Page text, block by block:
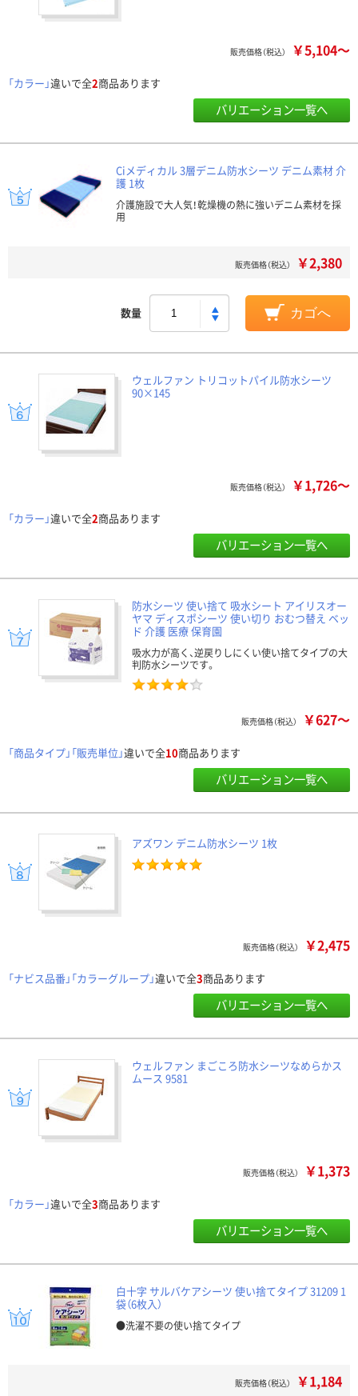
販売価格（税込） ￥5,104～
「カラー」違いで全2商品あります
バリエーション一覧へ
Ciメディカル 3層デニム防水シーツ デニム素材 介
護 1枚
介護施設で大人気！乾燥機の熱に強いデニム素材を採
用
販売価格（税込） ￥2,380
数量 カゴへ
ウェルファン トリコットパイル防水シーツ
90×145
販売価格（税込） ￥1,726～
「カラー」違いで全2商品あります
バリエーション一覧へ
防水シーツ 使い捨て 吸水シート アイリスオー
ヤマ ディスポシーツ 使い切り おむつ替え ベッ
ド 介護 医療 保育園
吸水力が高く、逆戻りしにくい使い捨てタイプの大
判防水シーツです。
販売価格（税込） ￥627～
「商品タイプ」「販売単位」違いで全10商品あります
バリエーション一覧へ
アズワン デニム防水シーツ 1枚
販売価格（税込） ￥2,475
「ナビス品番」「カラーグループ」違いで全3商品あります
バリエーション一覧へ
ウェルファン まごころ防水シーツなめらかス
ムース 9581
販売価格（税込） ￥1,373
「カラー」違いで全3商品あります
バリエーション一覧へ
白十字 サルバケアシーツ 使い捨てタイプ 31209 1
袋（6枚入）
●洗濯不要の使い捨てタイプ
販売価格（税込） ￥1,184